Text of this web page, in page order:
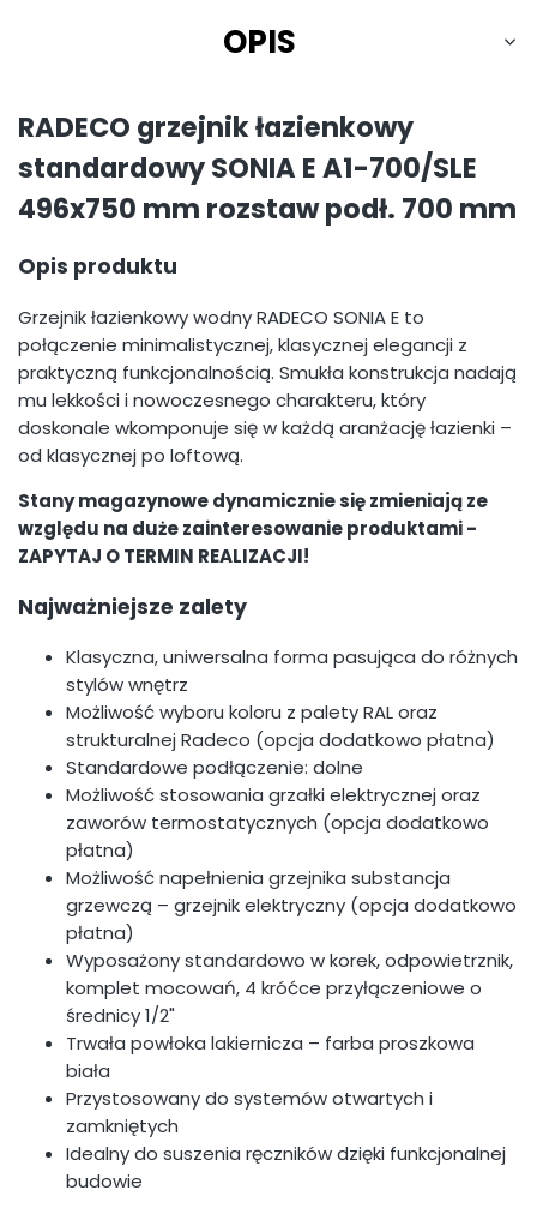
OPIS
RADECO grzejnik łazienkowy
standardowy SONIA E A1-700/SLE
496x750 mm rozstaw podł. 700 mm
Opis produktu
Grzejnik łazienkowy wodny RADECO SONIA E to
połączenie minimalistycznej, klasycznej elegancji z
praktyczną funkcjonalnością. Smukła konstrukcja nadają
mu lekkości i nowoczesnego charakteru, który
doskonale wkomponuje się w każdą aranżację łazienki –
od klasycznej po loftową.
Stany magazynowe dynamicznie się zmieniają ze
względu na duże zainteresowanie produktami -
ZAPYTAJ O TERMIN REALIZACJI!
Najważniejsze zalety
Klasyczna, uniwersalna forma pasująca do różnych
stylów wnętrz
Możliwość wyboru koloru z palety RAL oraz
strukturalnej Radeco (opcja dodatkowo płatna)
Standardowe podłączenie: dolne
Możliwość stosowania grzałki elektrycznej oraz
zaworów termostatycznych (opcja dodatkowo
płatna)
Możliwość napełnienia grzejnika substancja
grzewczą – grzejnik elektryczny (opcja dodatkowo
płatna)
Wyposażony standardowo w korek, odpowietrznik,
komplet mocowań, 4 króćce przyłączeniowe o
średnicy 1/2"
Trwała powłoka lakiernicza – farba proszkowa
biała
Przystosowany do systemów otwartych i
zamkniętych
Idealny do suszenia ręczników dzięki funkcjonalnej
budowie